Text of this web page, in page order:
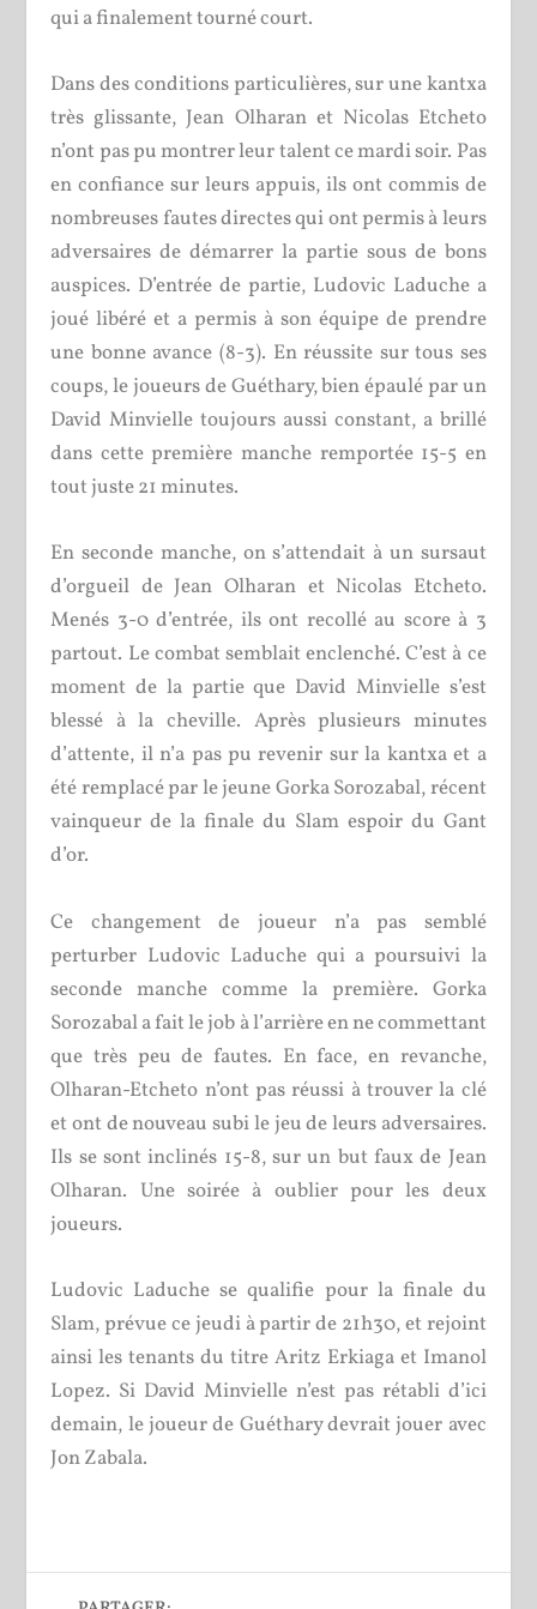
qui a finalement tourné court.
Dans des conditions particulières, sur une kantxa
très glissante, Jean Olharan et Nicolas Etcheto
n’ont pas pu montrer leur talent ce mardi soir. Pas
en confiance sur leurs appuis, ils ont commis de
nombreuses fautes directes qui ont permis à leurs
adversaires de démarrer la partie sous de bons
auspices. D’entrée de partie, Ludovic Laduche a
joué libéré et a permis à son équipe de prendre
une bonne avance (8-3). En réussite sur tous ses
coups, le joueurs de Guéthary, bien épaulé par un
David Minvielle toujours aussi constant, a brillé
dans cette première manche remportée 15-5 en
tout juste 21 minutes.
En seconde manche, on s’attendait à un sursaut
d’orgueil de Jean Olharan et Nicolas Etcheto.
Menés 3-0 d’entrée, ils ont recollé au score à 3
partout. Le combat semblait enclenché. C’est à ce
moment de la partie que David Minvielle s’est
blessé à la cheville. Après plusieurs minutes
d’attente, il n’a pas pu revenir sur la kantxa et a
été remplacé par le jeune Gorka Sorozabal, récent
vainqueur de la finale du Slam espoir du Gant
d’or.
Ce changement de joueur n’a pas semblé
perturber Ludovic Laduche qui a poursuivi la
seconde manche comme la première. Gorka
Sorozabal a fait le job à l’arrière en ne commettant
que très peu de fautes. En face, en revanche,
Olharan-Etcheto n’ont pas réussi à trouver la clé
et ont de nouveau subi le jeu de leurs adversaires.
Ils se sont inclinés 15-8, sur un but faux de Jean
Olharan. Une soirée à oublier pour les deux
joueurs.
Ludovic Laduche se qualifie pour la finale du
Slam, prévue ce jeudi à partir de 21h30, et rejoint
ainsi les tenants du titre Aritz Erkiaga et Imanol
Lopez. Si David Minvielle n’est pas rétabli d’ici
demain, le joueur de Guéthary devrait jouer avec
Jon Zabala.